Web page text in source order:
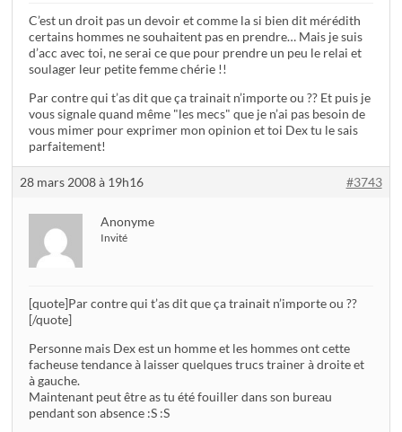
C’est un droit pas un devoir et comme la si bien dit mérédith
certains hommes ne souhaitent pas en prendre… Mais je suis
d’acc avec toi, ne serai ce que pour prendre un peu le relai et
soulager leur petite femme chérie !!
Par contre qui t’as dit que ça trainait n’importe ou ?? Et puis je
vous signale quand même "les mecs" que je n’ai pas besoin de
vous mimer pour exprimer mon opinion et toi Dex tu le sais
parfaitement!
28 mars 2008 à 19h16 #3743
Anonyme
Invité
[quote]Par contre qui t’as dit que ça trainait n’importe ou ??
[/quote]
Personne mais Dex est un homme et les hommes ont cette
facheuse tendance à laisser quelques trucs trainer à droite et
à gauche.
Maintenant peut être as tu été fouiller dans son bureau
pendant son absence :S :S